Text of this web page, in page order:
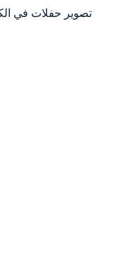
تصوير حفلات في الكويت